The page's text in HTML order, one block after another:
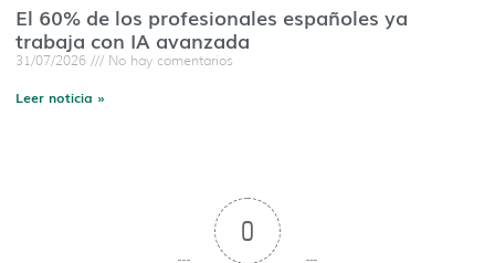
El 60% de los profesionales españoles ya
trabaja con IA avanzada
31/07/2026 No hay comentarios
Leer noticia »
0